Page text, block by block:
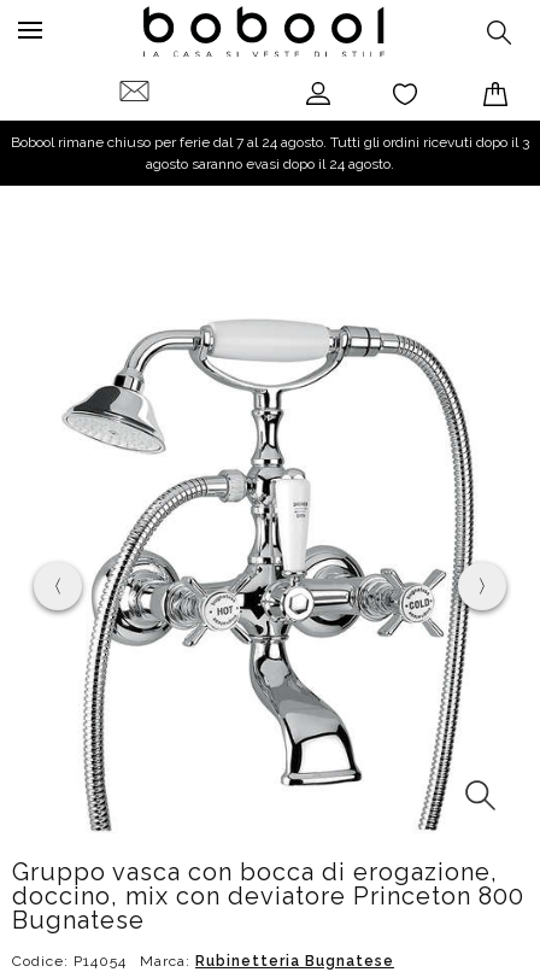
Bobool rimane chiuso per ferie dal 7 al 24 agosto. Tutti gli ordini ricevuti dopo il 3
agosto saranno evasi dopo il 24 agosto.
Gruppo vasca con bocca di erogazione,
doccino, mix con deviatore Princeton 800
Bugnatese
Codice: P14054 Marca: Rubinetteria Bugnatese